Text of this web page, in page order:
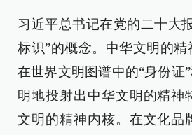
习近平总书记在党的二十大
标识”的概念。中华文明的
在世界文明图谱中的“身份证
明地投射出中华文明的精神
文明的精神内核。在文化品